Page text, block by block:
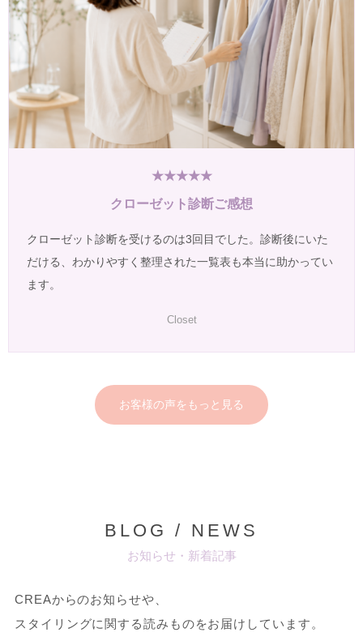
★★★★★
クローゼット診断ご感想
クローゼット診断を受けるのは3回目でした。診断後にいた
だける、わかりやすく整理された一覧表も本当に助かってい
ます。
Closet
お客様の声をもっと見る
BLOG / NEWS
お知らせ・新着記事
CREAからのお知らせや、
スタイリングに関する読みものをお届けしています。